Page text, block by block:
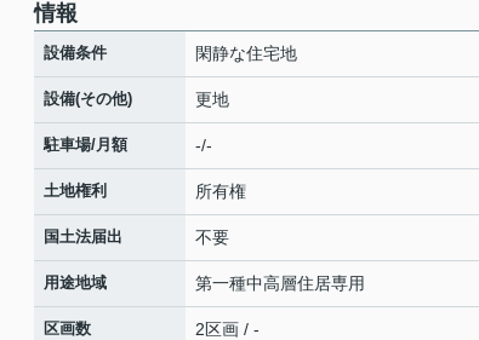
情報
設備条件 閑静な住宅地
設備(その他) 更地
駐車場/月額 -/-
土地権利 所有権
国土法届出 不要
用途地域 第一種中高層住居専用
区画数 2区画 / -